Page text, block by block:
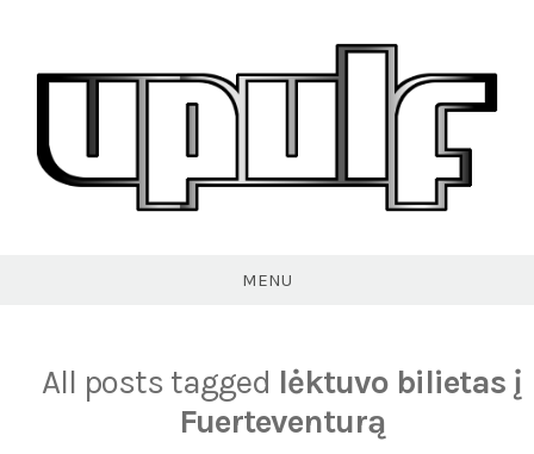
content
MENU
All posts tagged lėktuvo bilietas į
Fuerteventurą